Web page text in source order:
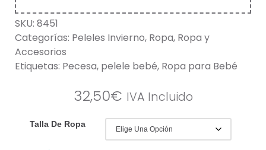
SKU: 8451
Categorías: Peleles Invierno, Ropa, Ropa y
Accesorios
Etiquetas: Pecesa, pelele bebé, Ropa para Bebé
32,50€ IVA Incluido
Talla De Ropa